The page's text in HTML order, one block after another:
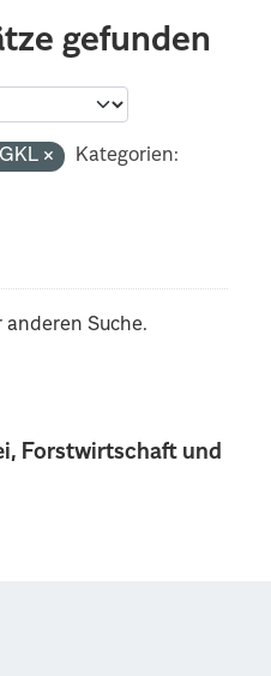
Forstwirtschaft und
gefunden
Kategorien:
anderen Suche.